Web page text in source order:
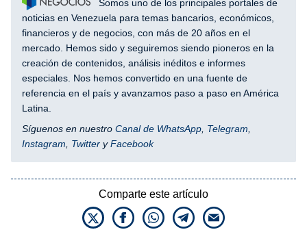
Somos uno de los principales portales de
noticias en Venezuela para temas bancarios, económicos,
financieros y de negocios, con más de 20 años en el
mercado. Hemos sido y seguiremos siendo pioneros en la
creación de contenidos, análisis inéditos e informes
especiales. Nos hemos convertido en una fuente de
referencia en el país y avanzamos paso a paso en América
Latina.
Síguenos en nuestro Canal de WhatsApp Telegram
Instagram
Twitter yFacebook
Comparte este artículo